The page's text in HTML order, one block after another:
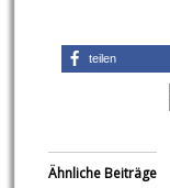
teilen
Ähnliche Beiträge